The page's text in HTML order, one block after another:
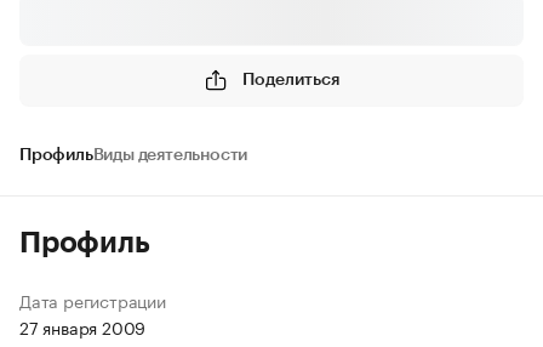
Поделиться
ПрофильВиды деятельности
Профиль
Дата регистрации
27 января 2009